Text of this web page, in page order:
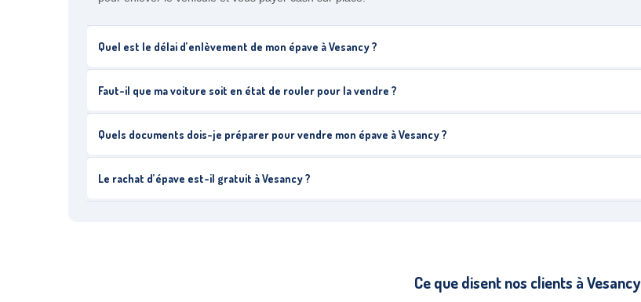
Quel est le délai d’enlèvement de mon épave à Vesancy ?
Faut-il que ma voiture soit en état de rouler pour la vendre ?
Quels documents dois-je préparer pour vendre mon épave à Vesancy ?
Le rachat d’épave est-il gratuit à Vesancy ?
Ce que disent nos clients à Vesancy